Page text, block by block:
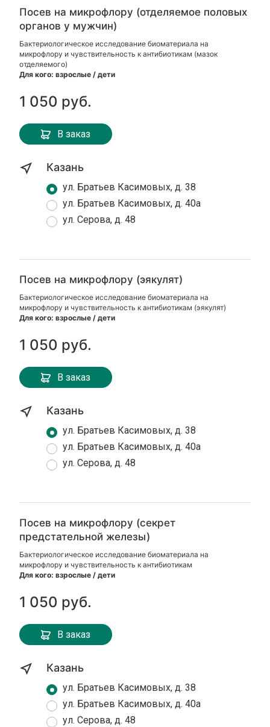
Посев на микрофлору (отделяемое половых
органов у мужчин)
Бактериологическое исследование биоматериала на
микрофлору и чувствительность к антибиотикам (мазок
отделяемого)
Для кого: взрослые / дети
1 050 руб.
В заказ
Казань
ул. Братьев Касимовых, д. 38
ул. Братьев Касимовых, д. 40а
ул. Серова, д. 48
Посев на микрофлору (эякулят)
Бактериологическое исследование биоматериала на
микрофлору и чувствительность к антибиотикам (эякулят)
Для кого: взрослые / дети
1 050 руб.
В заказ
Казань
ул. Братьев Касимовых, д. 38
ул. Братьев Касимовых, д. 40а
ул. Серова, д. 48
Посев на микрофлору (секрет
предстательной железы)
Бактериологическое исследование биоматериала на
микрофлору и чувствительность к антибиотикам
Для кого: взрослые / дети
1 050 руб.
В заказ
Казань
ул. Братьев Касимовых, д. 38
ул. Братьев Касимовых, д. 40а
ул. Серова, д. 48